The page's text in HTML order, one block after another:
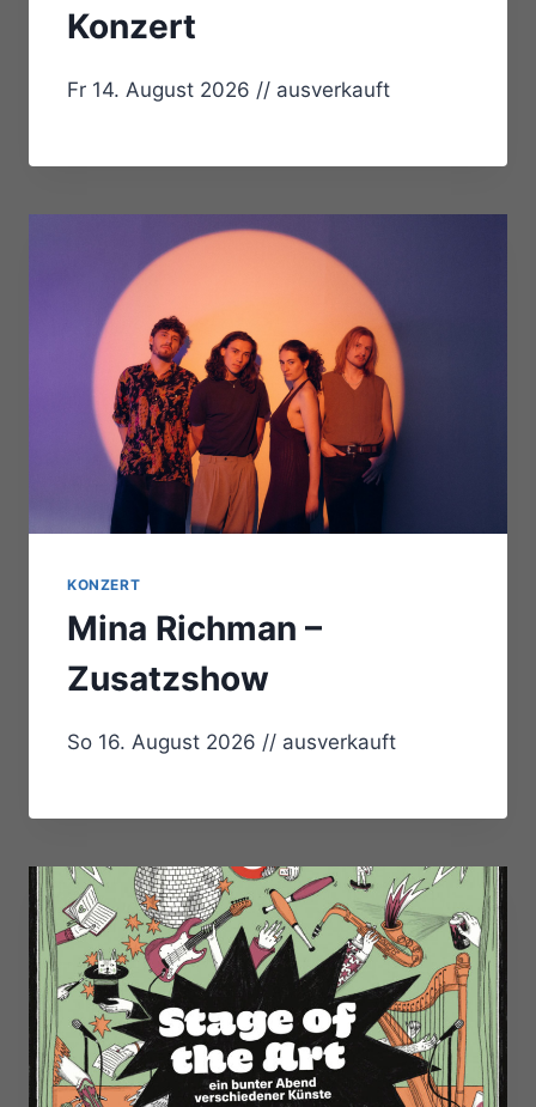
Konzert
Fr 14. August 2026 // ausverkauft
KONZERT
Mina Richman –
Zusatzshow
So 16. August 2026 // ausverkauft